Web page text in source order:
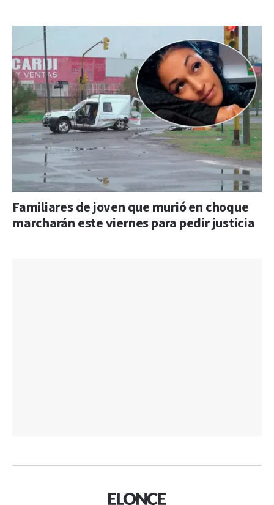
Familiares de joven que murió en choque
marcharán este viernes para pedir justicia